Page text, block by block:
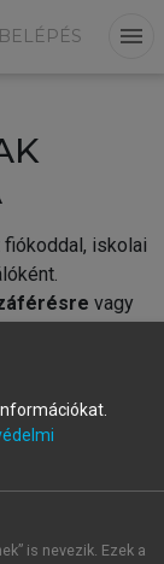
BELÉPÉS menu
iskolai
vagy
is nevezik. Ezek a